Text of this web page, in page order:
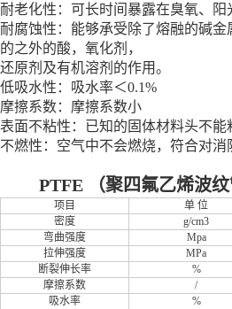
耐老化性：可长时间暴露在臭氧、阳
耐腐蚀性：能够承受除了熔融的碱金
的之外的酸，氧化剂，
还原剂及有机溶剂的作用。
低吸水性：吸水率＜0.1%
摩擦系数：摩擦系数小
表面不粘性：已知的固体材料头不能
不燃性：空气中不会燃烧，符合对消
PTFE （聚四氟乙烯波纹
项目 单 位
密度
g/cm3
弯曲强度
Mpa
拉伸强度
MPa
断裂伸长率
%
摩擦系数
/
吸水率
%